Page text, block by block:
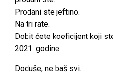
Prodani ste jeftino.
Na tri rate.
Dobit ćete koeficijent koji
2021. godine.
Doduše, ne baš svi.